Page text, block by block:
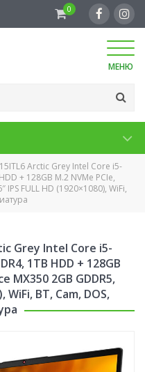
0
МЕНЮ
Arctic Grey Intel Core i5-
+ 128GB M.2 NVMe PCIe,
FULL HD (1920×1080), WiFi,
Grey Intel Core i5-
1TB HDD + 128GB
MX350 2GB GDDR5,
WiFi, BT, Cam, DOS,